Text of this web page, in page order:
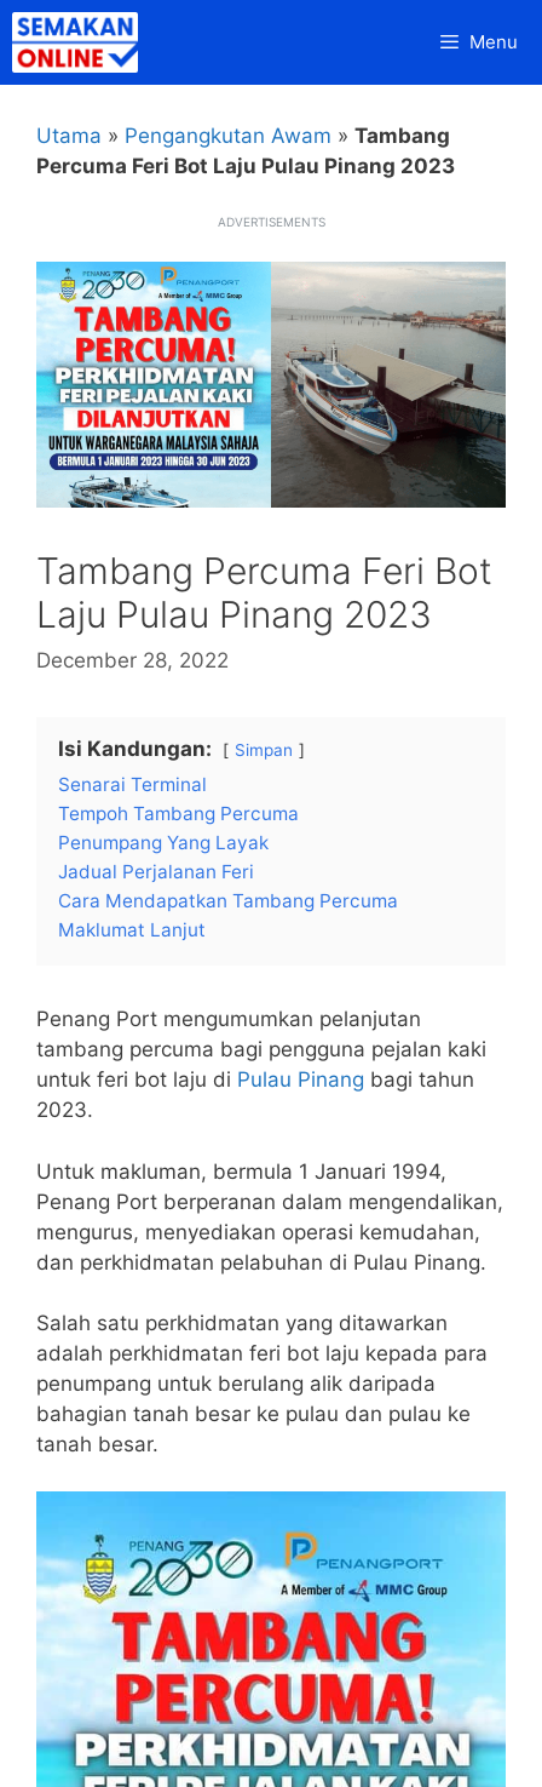
Skip
to
content
Menu
Utama » Pengangkutan Awam » Tambang
Percuma Feri Bot Laju Pulau Pinang 2023
ADVERTISEMENTS
Tambang Percuma Feri Bot
Laju Pulau Pinang 2023
December 28, 2022
Isi Kandungan: Simpan
Senarai Terminal
Tempoh Tambang Percuma
Penumpang Yang Layak
Jadual Perjalanan Feri
Cara Mendapatkan Tambang Percuma
Maklumat Lanjut
Penang Port mengumumkan pelanjutan
tambang percuma bagi pengguna pejalan kaki
untuk feri bot laju di Pulau Pinang bagi tahun
2023.
Untuk makluman, bermula 1 Januari 1994,
Penang Port berperanan dalam mengendalikan,
mengurus, menyediakan operasi kemudahan,
dan perkhidmatan pelabuhan di Pulau Pinang.
Salah satu perkhidmatan yang ditawarkan
adalah perkhidmatan feri bot laju kepada para
penumpang untuk berulang alik daripada
bahagian tanah besar ke pulau dan pulau ke
tanah besar.